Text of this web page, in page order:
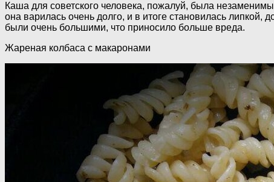
Каша для советского человека, пожалуй, была
она варилась очень долго, и в итоге становилась липкой,
были очень большими, что приносило больше вреда.
Жареная колбаса с макаронами